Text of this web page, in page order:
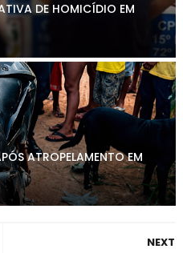
DE HOMICÍDIO EM
ATROPELAMENTO EM
NEXT